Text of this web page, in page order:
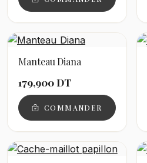
Manteau Diana
179,900 DT
COMMANDER